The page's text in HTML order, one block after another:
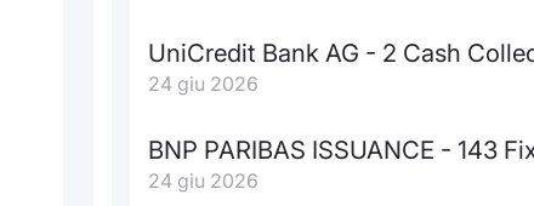
UniCredit Bank AG - 2 Cash
24 giu 2026
BNP PARIBAS ISSUANCE - 143
24 giu 2026